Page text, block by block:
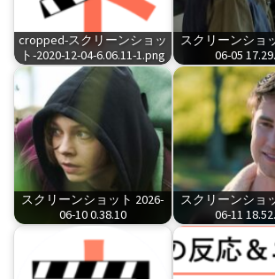
cropped-スクリーンショッ
ト-2020-12-04-6.06.11-1.png
スクリーンショ
06-05
スクリーンショット 2026-
06-10 0.38.10
スクリーンショ
06-11